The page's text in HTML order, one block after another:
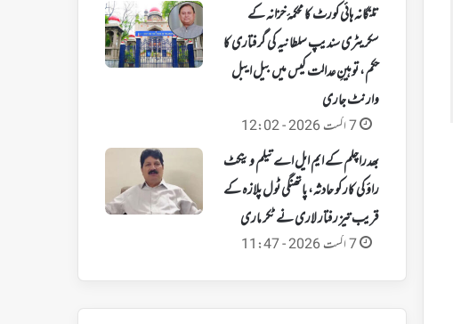
تلنگانہ ہائی کورٹ کا محکمۂ خزانہ کے
سکریٹری سندیپ سلطانیہ کی گرفتاری کا
حکم، توہینِ عدالت کیس میں بیل ایبل
وارنٹ جاری
7 اگست 2026 - 12:02
بھدراچلم کے ایم ایل اے تیلم وینکٹ
راؤ کی کار کو حادثہ، پاتھنگی ٹول پلازہ کے
قریب تیز رفتار لاری نے ٹکر ماری
7 اگست 2026 - 11:47